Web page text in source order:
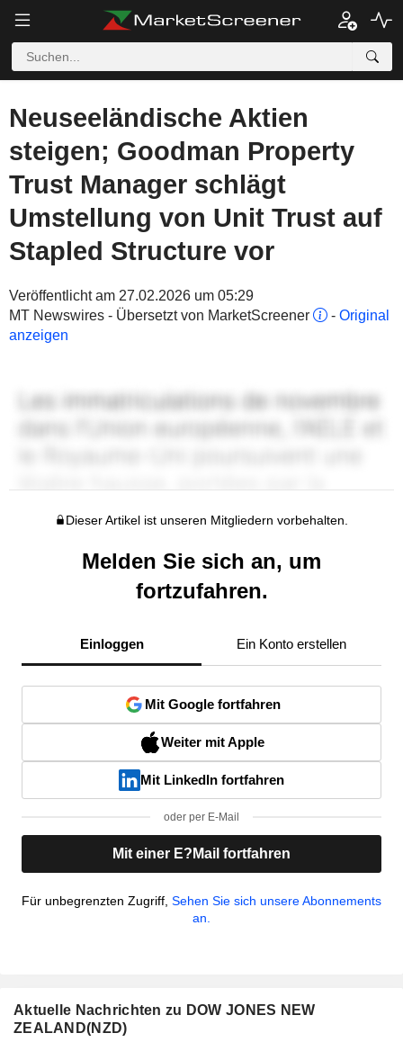
Neuseeländische Aktien
steigen; Goodman Property
Trust Manager schlägt
Umstellung von Unit Trust auf
Stapled Structure vor
Veröffentlicht am 27.02.2026 um 05:29
MT Newswires - Übersetzt von MarketScreener
- Original
anzeigen
Dieser Artikel ist unseren Mitgliedern vorbehalten.
Melden Sie sich an, um
fortzufahren.
Einloggen Ein Konto erstellen
Mit Google fortfahren
Weiter mit Apple
Mit LinkedIn fortfahren
oder per E-Mail
Mit einer E?Mail fortfahren
Für unbegrenzten Zugriff, Sehen Sie sich unsere Abonnements
an.
Aktuelle Nachrichten zu DOW JONES NEW
ZEALAND(NZD)